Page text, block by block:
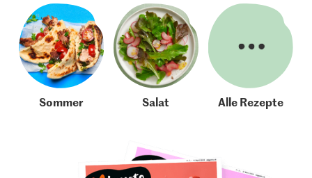
Sommer Salat Alle Rezepte